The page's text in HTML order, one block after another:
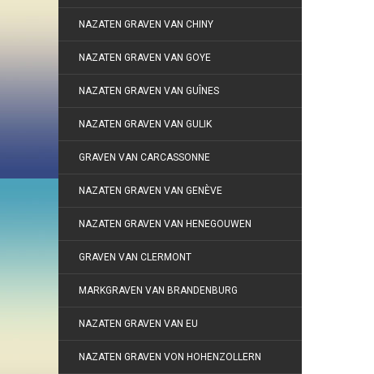
NAZATEN GRAVEN VAN CHINY
NAZATEN GRAVEN VAN GOYE
NAZATEN GRAVEN VAN GUÎNES
NAZATEN GRAVEN VAN GULIK
GRAVEN VAN CARCASSONNE
NAZATEN GRAVEN VAN GENÈVE
NAZATEN GRAVEN VAN HENEGOUWEN
GRAVEN VAN CLERMONT
MARKGRAVEN VAN BRANDENBURG
NAZATEN GRAVEN VAN EU
NAZATEN GRAVEN VON HOHENZOLLERN